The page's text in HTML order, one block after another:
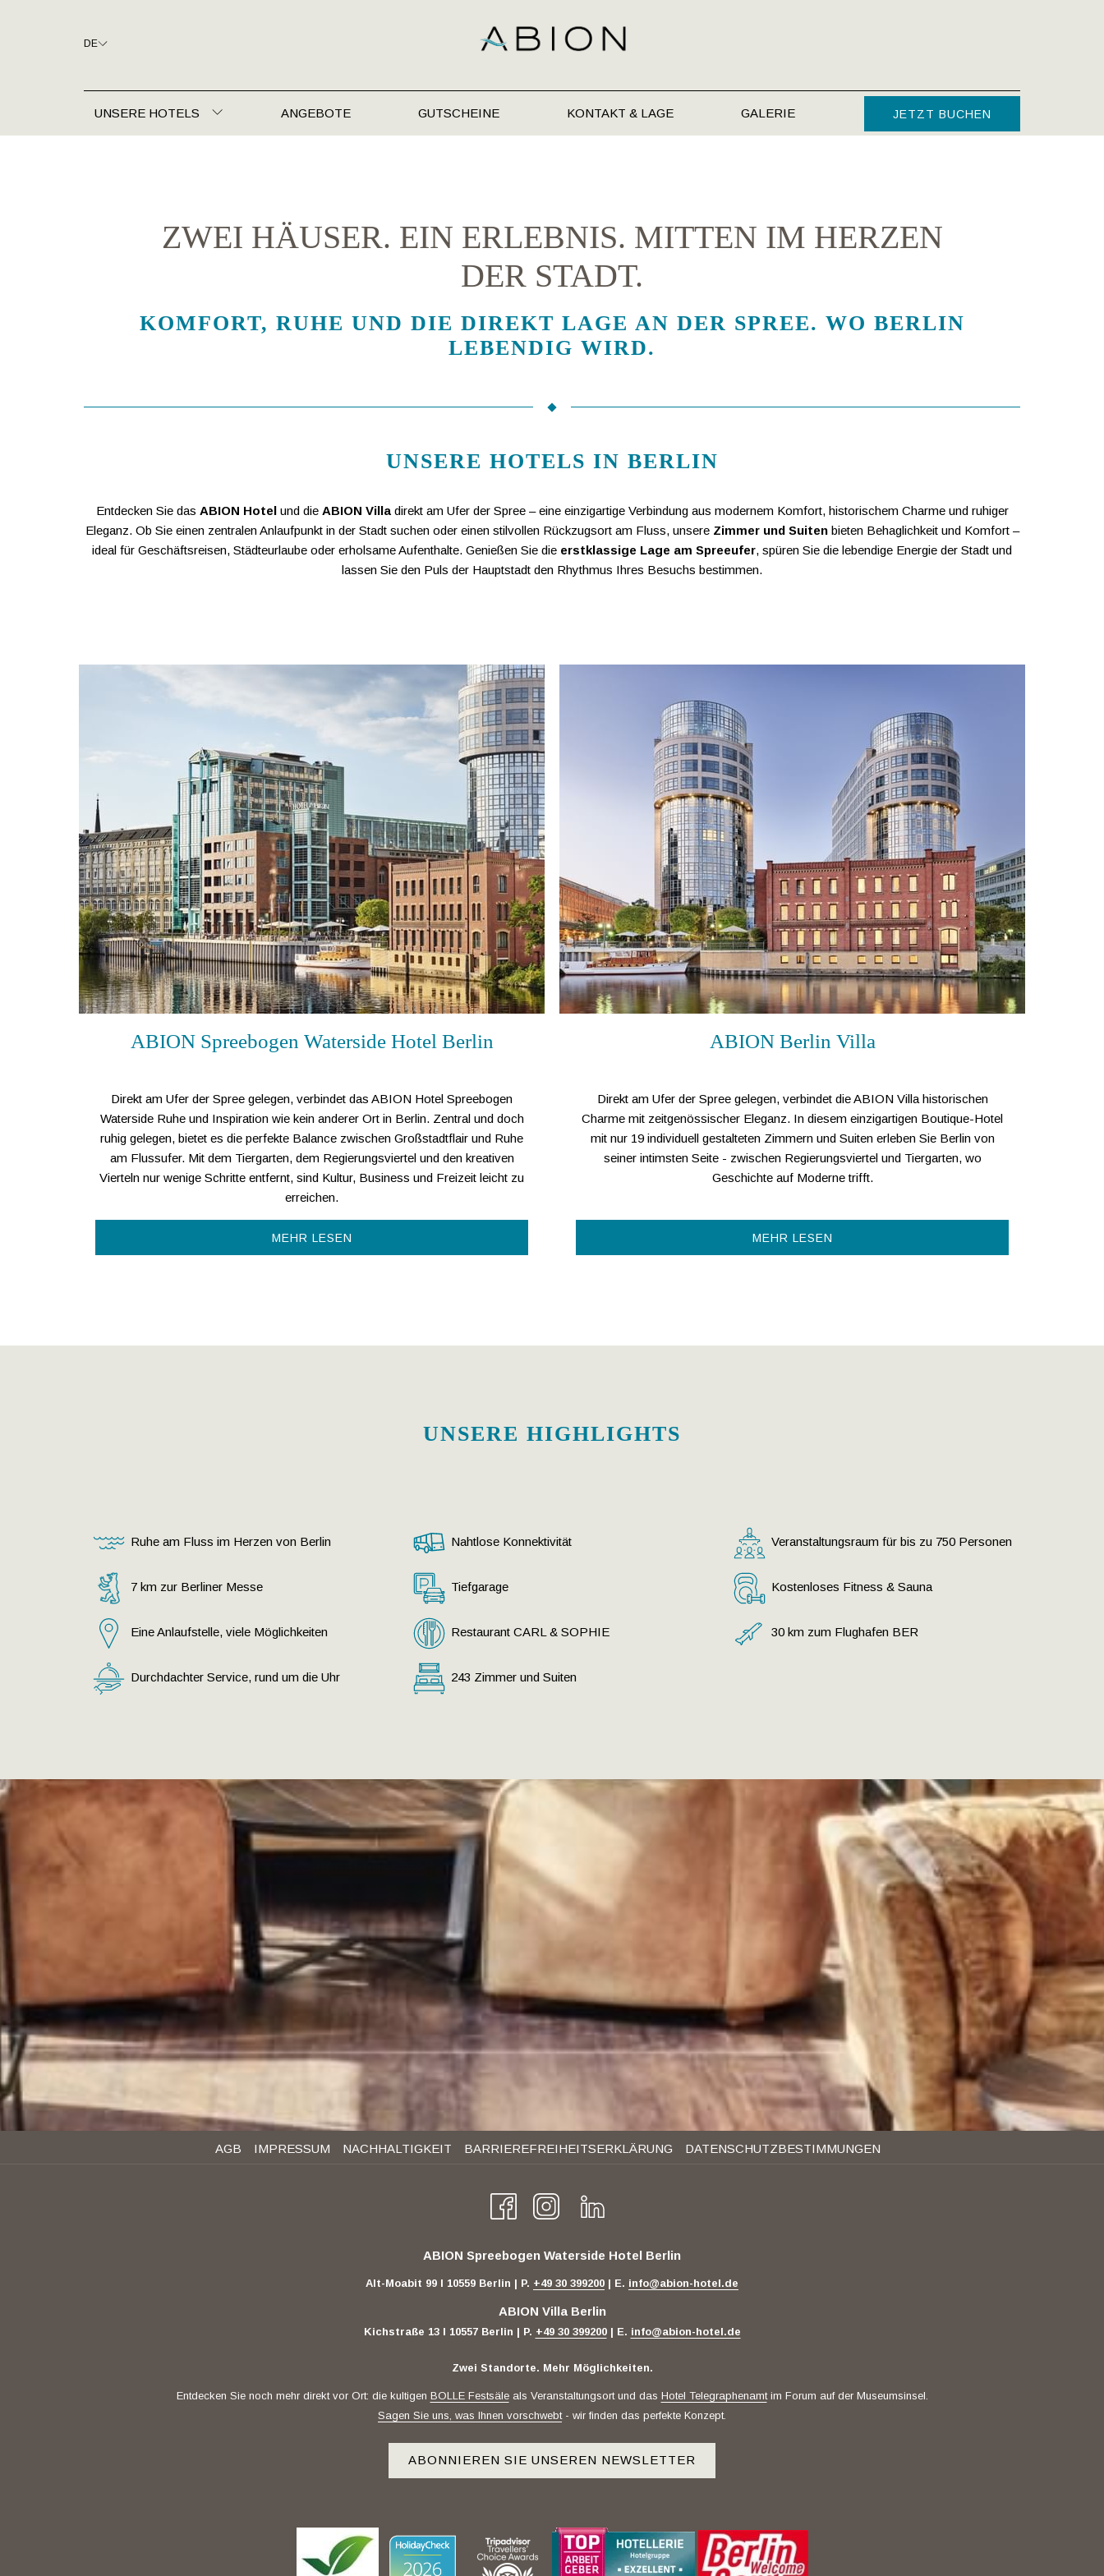
DE
UNSERE HOTELS ANGEBOTE GUTSCHEINE KONTAKT & LAGE GALERIE JETZT BUCHEN
ZWEI HÄUSER. EIN ERLEBNIS. MITTEN IM HERZEN
DER STADT.
KOMFORT, RUHE UND DIE DIREKT LAGE AN DER SPREE. WO BERLIN
LEBENDIG WIRD.
UNSERE HOTELS IN BERLIN
Entdecken Sie das ABION Hotelund die ABION Villadirekt am Ufer der Spree – eine einzigartige Verbindung aus modernem Komfort, historischem Charme und ruhiger
Eleganz. Ob Sie einen zentralen Anlaufpunkt in der Stadt suchen oder einen stilvollen Rückzugsort am Fluss, unsere Zimmer und Suitenbieten Behaglichkeit und Komfort –
ideal für Geschäftsreisen, Städteurlaube oder erholsame Aufenthalte. Genießen Sie die erstklassige Lage am Spreeufer, spüren Sie die lebendige Energie der Stadt und
lassen Sie den Puls der Hauptstadt den Rhythmus Ihres Besuchs bestimmen.
ABION Spreebogen Waterside Hotel Berlin
Direkt am Ufer der Spree gelegen, verbindet das ABION Hotel Spreebogen
Waterside Ruhe und Inspiration wie kein anderer Ort in Berlin. Zentral und doch
ruhig gelegen, bietet es die perfekte Balance zwischen Großstadtflair und Ruhe
am Flussufer. Mit dem Tiergarten, dem Regierungsviertel und den kreativen
Vierteln nur wenige Schritte entfernt, sind Kultur, Business und Freizeit leicht zu
erreichen.
MEHR LESEN
ABION Berlin Villa
Direkt am Ufer der Spree gelegen, verbindet die ABION Villa historischen
Charme mit zeitgenössischer Eleganz. In diesem einzigartigen Boutique-Hotel
mit nur 19 individuell gestalteten Zimmern und Suiten erleben Sie Berlin von
seiner intimsten Seite - zwischen Regierungsviertel und Tiergarten, wo
Geschichte auf Moderne trifft.
MEHR LESEN
UNSERE HIGHLIGHTS
Ruhe am Fluss im Herzen von Berlin
7 km zur Berliner Messe
Eine Anlaufstelle, viele Möglichkeiten
Durchdachter Service, rund um die Uhr
Nahtlose Konnektivität
Tiefgarage
Restaurant CARL & SOPHIE
243 Zimmer und Suiten
Veranstaltungsraum für bis zu 750 Personen
Kostenloses Fitness & Sauna
30 km zum Flughafen BER
AGB IMPRESSUM NACHHALTIGKEIT BARRIEREFREIHEITSERKLÄRUNG DATENSCHUTZBESTIMMUNGEN
ABION Spreebogen Waterside Hotel Berlin
Alt-Moabit 99 I 10559 Berlin | P. +49 30 399200 | E. info@abion-hotel.de
ABION Villa Berlin
Kichstraße 13 I 10557 Berlin | P. +49 30 399200| E. info@abion-hotel.de
Zwei Standorte. Mehr Möglichkeiten.
Entdecken Sie noch mehr direkt vor Ort: die kultigen BOLLE Festsäleals Veranstaltungsort und das Hotel Telegraphenamtim Forum auf der Museumsinsel.
Sagen Sie uns, was Ihnen vorschwebt- wir finden das perfekte Konzept.
ABONNIEREN SIE UNSEREN NEWSLETTER